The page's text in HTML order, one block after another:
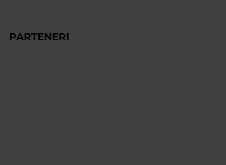
PARTENERI